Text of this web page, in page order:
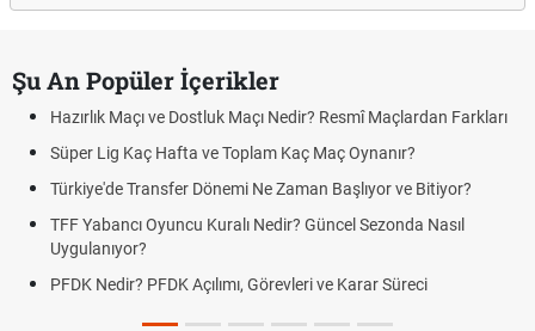
Şu An Popüler İçerikler
Hazırlık Maçı ve Dostluk Maçı Nedir? Resmî Maçlardan Farkları
Süper Lig Kaç Hafta ve Toplam Kaç Maç Oynanır?
Türkiye'de Transfer Dönemi Ne Zaman Başlıyor ve Bitiyor?
TFF Yabancı Oyuncu Kuralı Nedir? Güncel Sezonda Nasıl
Uygulanıyor?
PFDK Nedir? PFDK Açılımı, Görevleri ve Karar Süreci